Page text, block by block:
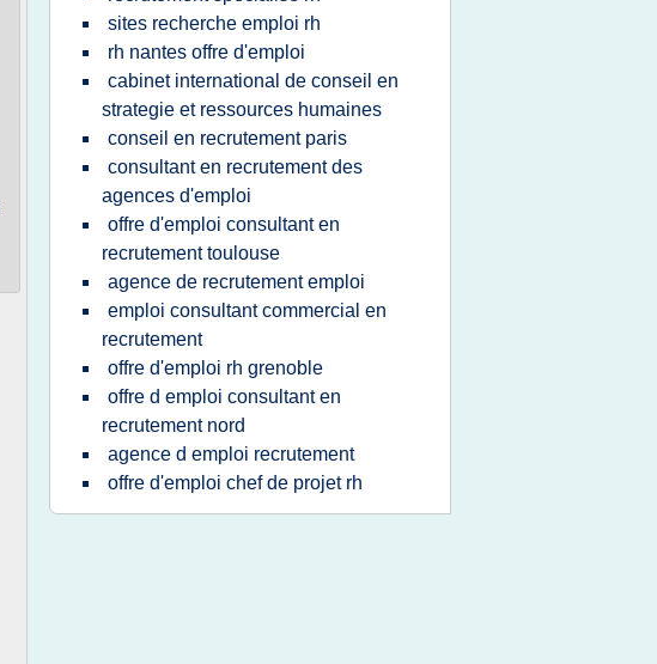
sites recherche emploi rh
rh nantes offre d'emploi
cabinet international de conseil en
strategie et ressources humaines
conseil en recrutement paris
consultant en recrutement des
agences d'emploi
offre d'emploi consultant en
recrutement toulouse
agence de recrutement emploi
emploi consultant commercial en
recrutement
offre d'emploi rh grenoble
offre d emploi consultant en
recrutement nord
agence d emploi recrutement
offre d'emploi chef de projet rh